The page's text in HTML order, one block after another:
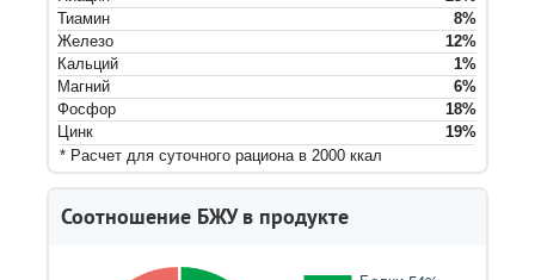
Тиамин
8%
Железо
12%
Кальций
1%
Магний
6%
Фосфор
18%
Цинк
19%
* Расчет для суточного рациона в 2000 ккал
Соотношение БЖУ в продукте